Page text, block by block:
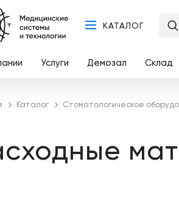
КАТАЛОГ
Услуги Демозал Склад
Каталог Стоматологическое